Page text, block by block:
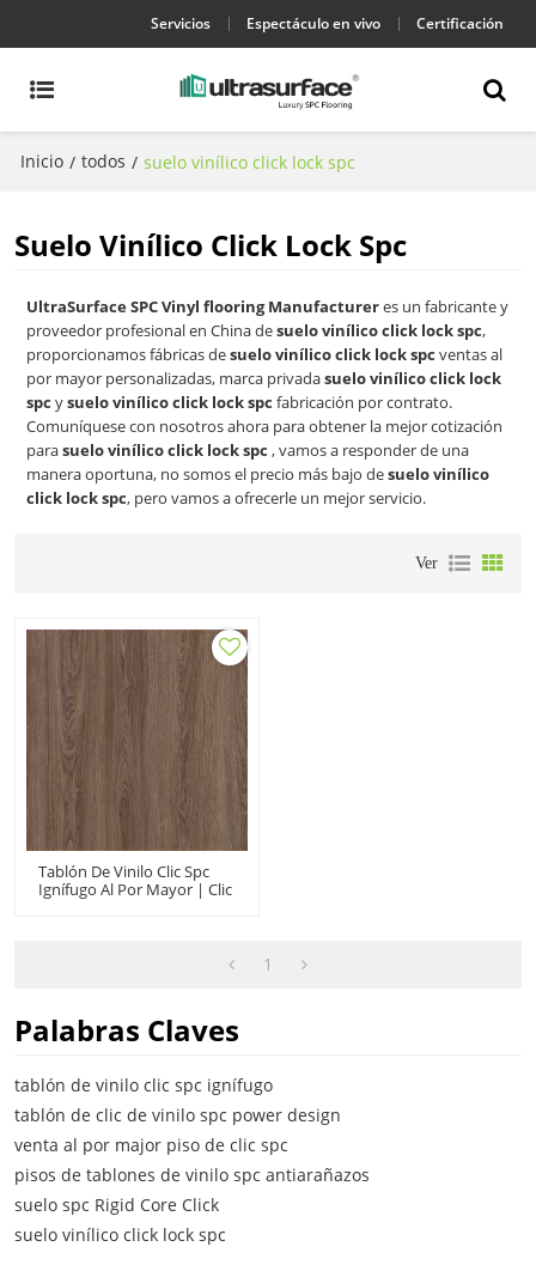
Servicios Espectáculo en vivo Certificación
Inicio / todos / suelo vinílico click lock spc
Suelo Vinílico Click Lock Spc
UltraSurface SPC Vinyl flooring Manufactureres un fabricante y
proveedor profesional en China desuelo vinílico click lock spc,
proporcionamos fábricas desuelo vinílico click lock spc ventas al
por mayor personalizadas, marca privadasuelo vinílico click lock
spc ysuelo vinílico click lock spc fabricación por contrato.
Comuníquese con nosotros ahora para obtener la mejor cotización
parasuelo vinílico click lock spc , vamos a responder de una
manera oportuna, no somos el precio más bajo desuelo vinílico
click lock spc, pero vamos a ofrecerle un mejor servicio.
Ver
Tablón De Vinilo Clic Spc
Ignífugo Al Por Mayor | Clic
1
Palabras Claves
tablón de vinilo clic spc ignífugo
tablón de clic de vinilo spc power design
venta al por major piso de clic spc
pisos de tablones de vinilo spc antiarañazos
suelo spc Rigid Core Click
suelo vinílico click lock spc